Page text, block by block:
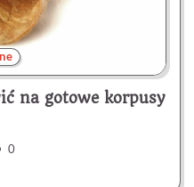
na gotowe korpusy
0